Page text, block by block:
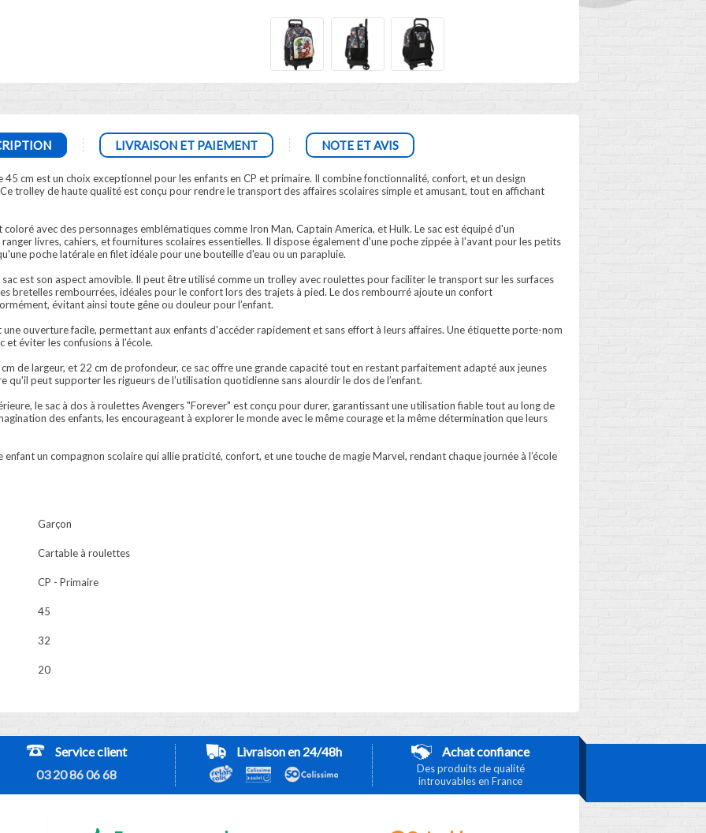
LIVRAISON ET PAIEMENT NOTE ET AVIS
45 cm est un choix exceptionnel pour les enfants en CP et primaire. Il combine fonctionnalité, confort, et un design
trolley de haute qualité est conçu pour rendre le transport des affaires scolaires simple et amusant, tout en affichant
avec des personnages emblématiques comme Iron Man, Captain America, et Hulk. Le sac est équipé d'un
livres, cahiers, et fournitures scolaires essentielles. Il dispose également d'une poche zippée à l'avant pour les petits
poche latérale en filet idéale pour une bouteille d'eau ou un parapluie.
est son aspect amovible. Il peut être utilisé comme un trolley avec roulettes pour faciliter le transport sur les surfaces
bretelles rembourrées, idéales pour le confort lors des trajets à pied. Le dos rembourré ajoute un confort
évitant ainsi toute gêne ou douleur pour l’enfant.
ouverture facile, permettant aux enfants d'accéder rapidement et sans effort à leurs affaires. Une étiquette porte-nom
et éviter les confusions à l'école.
de largeur, et 22 cm de profondeur, ce sac offre une grande capacité tout en restant parfaitement adapté aux jeunes
qu'il peut supporter les rigueurs de l’utilisation quotidienne sans alourdir le dos de l’enfant.
le sac à dos à roulettes Avengers "Forever" est conçu pour durer, garantissant une utilisation fiable tout au long de
des enfants, les encourageant à explorer le monde avec le même courage et la même détermination que leurs
enfant un compagnon scolaire qui allie praticité, confort, et une touche de magie Marvel, rendant chaque journée à l’école
Garçon
Cartable à roulettes
CP - Primaire
45
32
20
Service client
03 20 86 06 68
Livraison en 24/48h Achat confiance
Des produits de qualité
introuvables en France